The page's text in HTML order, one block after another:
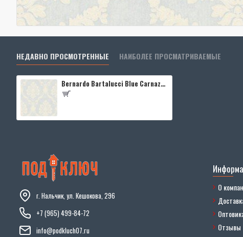
НЕДАВНО ПРОСМОТРЕННЫЕ НАИБОЛЕЕ ПРОСМАТРИВАЕМЫЕ
Bernardo Bartalucci Blue Carnazza 5053-3
г. Нальчик, ул. Кешокова, 296
+7 (965) 499-84-72
info@podkluch07.ru
О
Отзывы